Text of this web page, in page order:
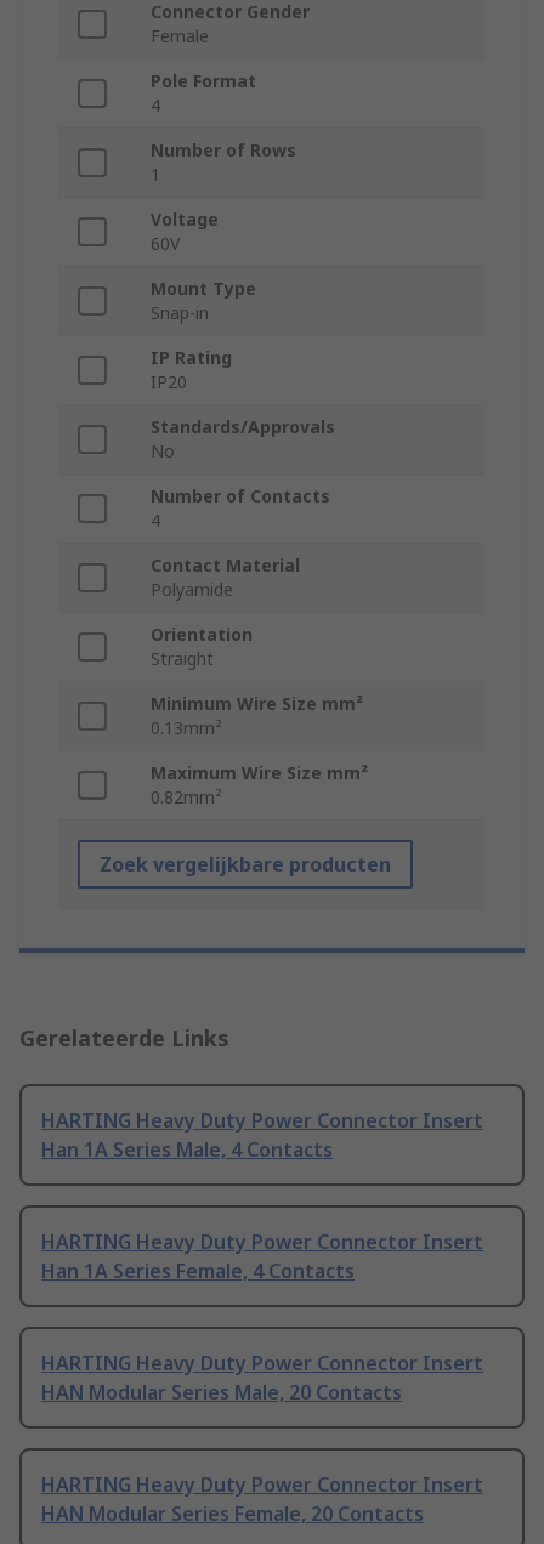
Connector Gender
Female
Pole Format
4
Number of Rows
1
Voltage
60V
Mount Type
Snap-in
IP Rating
IP20
Standards/Approvals
No
Number of Contacts
4
Contact Material
Polyamide
Orientation
Straight
Minimum Wire Size mm²
0.13mm²
Maximum Wire Size mm²
0.82mm²
Zoek vergelijkbare producten
Gerelateerde Links
HARTING Heavy Duty Power Connector Insert
Han 1A Series Male, 4 Contacts
HARTING Heavy Duty Power Connector Insert
Han 1A Series Female, 4 Contacts
HARTING Heavy Duty Power Connector Insert
HAN Modular Series Male, 20 Contacts
HARTING Heavy Duty Power Connector Insert
HAN Modular Series Female, 20 Contacts